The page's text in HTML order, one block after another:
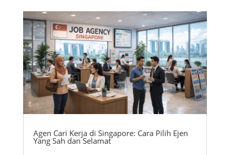
Agen Cari Kerja di Singapore: Cara Pilih Ejen
Yang Sah dan Selamat